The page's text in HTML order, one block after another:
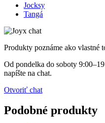
Jocksy
Tangá
Produkty poznáme ako vlastné
Od pondelka do soboty
napíšte na chat.
Otvoriť chat
Podobné produkty